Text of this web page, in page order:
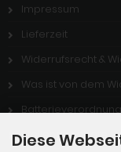
Impressum
Lieferzeit
Widerrufsrecht &
Was ist von dem
Batterieverordnung
Stellenangebote
Diese